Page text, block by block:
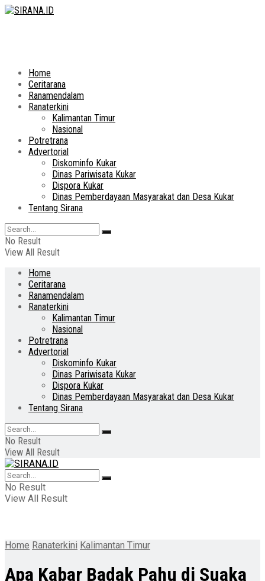
Home
Ceritarana
Ranamendalam
Ranaterkini
Kalimantan Timur
Nasional
Potretrana
Advertorial
Diskominfo Kukar
Dinas Pariwisata Kukar
Dispora Kukar
Dinas Pemberdayaan Masyarakat dan Desa Kukar
Tentang Sirana
No Result
View All Result
Home
Ceritarana
Ranamendalam
Ranaterkini
Kalimantan Timur
Nasional
Potretrana
Advertorial
Diskominfo Kukar
Dinas Pariwisata Kukar
Dispora Kukar
Dinas Pemberdayaan Masyarakat dan Desa Kukar
Tentang Sirana
No Result
View All Result
No Result
View All Result
Home Ranaterkini Kalimantan Timur
Apa Kabar Badak Pahu di Suaka